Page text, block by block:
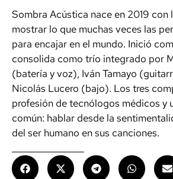
Sombra Acústica nace en 2019 con
mostrar lo que muchas veces las
para encajar en el mundo. Inició
consolida como trío integrado por
(batería y voz), Iván Tamayo
Nicolás Lucero (bajo). Los tres
profesión de tecnólogos médicos y
común: hablar desde la
del ser humano en sus canciones.